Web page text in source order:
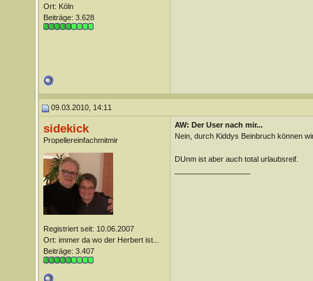
Ort: Köln
Beiträge: 3.628
09.03.2010, 14:11
sidekick
Propellereinfachmitmir
Registriert seit: 10.06.2007
Ort: immer da wo der Herbert ist...
Beiträge: 3.407
AW: Der User nach mir...
Nein, durch Kiddys Beinbruch können
DUnm ist aber auch total urlaubsreif.